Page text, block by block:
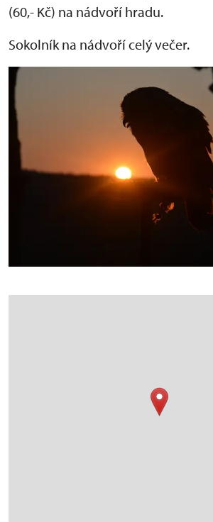
(60,- Kč) na nádvoří hradu.
Sokolník na nádvoří celý večer.